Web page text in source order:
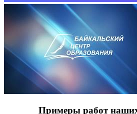
Примеры работ